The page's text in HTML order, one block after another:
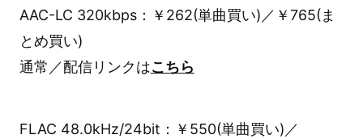
AAC-LC 320kbps：￥262(単曲買い)／￥765(ま
とめ買い)
通常／配信リンクはこちら
FLAC 48.0kHz/24bit：￥550(単曲買い)／